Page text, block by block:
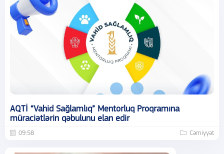
AQTİ “Vahid Sağlamlıq” Mentorluq Proqramına
müraciətlərin qəbulunu elan edir
09:58 Cəmiyyət